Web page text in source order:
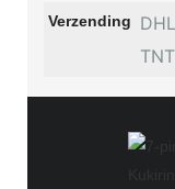
Verzending
TNT